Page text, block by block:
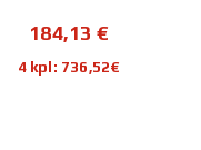
127,98 €
4 kpl: 511,92€